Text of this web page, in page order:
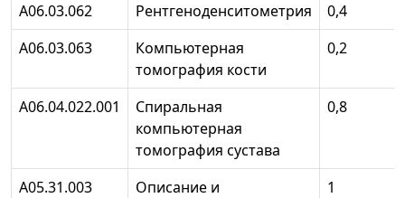
А06.03.062 Рентгеноденситометрия
0,4
А06.03.063
Компьютерная
томография кости
0,2
А06.04.022.001
Спиральная
компьютерная
томография сустава
0,8
А05.31.003
Описание и
1